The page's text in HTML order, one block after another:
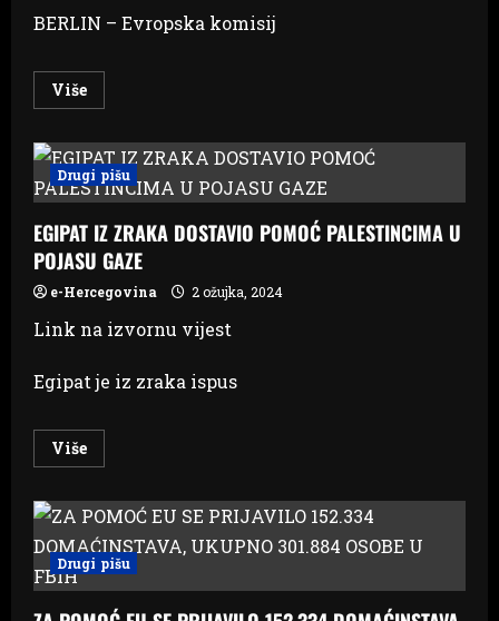
BERLIN – Evropska komisij
VišeRead
more
pomoć
Njemačke
Lufthanzi
pod
Evropske
komisije
Drugi pišu
EGIPAT IZ ZRAKA DOSTAVIO POMOĆ PALESTINCIMA U
POJASU GAZE
e-Hercegovina 2 ožujka, 2024
Link na izvornu vijest
Egipat je iz zraka ispus
VišeRead
more
IZ
ZRAKA
DOSTAVIO
POMOĆ
PALESTINCIMA
U
POJASU
Drugi pišu